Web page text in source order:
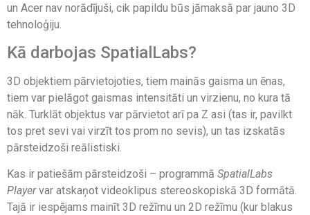
un Acer nav norādījuši, cik papildu būs jāmaksā par jauno 3D
tehnoloģiju.
Kā darbojas SpatialLabs?
3D objektiem pārvietojoties, tiem mainās gaisma un ēnas,
tiem var pielāgot gaismas intensitāti un virzienu, no kura tā
nāk. Turklāt objektus var pārvietot arī pa Z asi (tas ir, pavilkt
tos pret sevi vai virzīt tos prom no sevis), un tas izskatās
pārsteidzoši reālistiski.
Kas ir patiešām pārsteidzoši – programmā SpatialLabs
Playervar atskaņot videoklipus stereoskopiskā 3D formātā.
Tajā ir iespējams mainīt 3D režīmu un 2D režīmu (kur blakus